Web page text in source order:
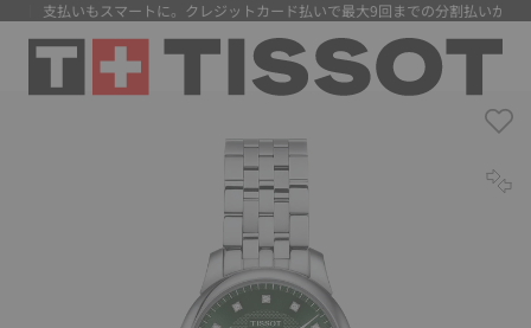
】 支払いもスマートに。クレジットカード払いで最大9回までの分割払いが可能